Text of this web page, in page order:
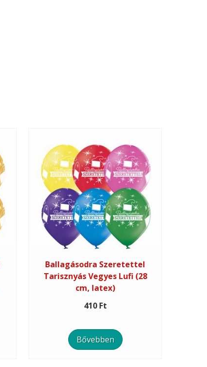
Ballagásodra Szeretettel
Tarisznyás Vegyes Lufi (28
cm, latex)
410 Ft
Bővebben